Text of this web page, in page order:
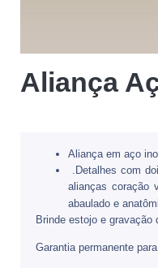
Aliança
Aliança em aço
.Detalhes com
alianças coração
abaulado e
Brinde estojo e gravação
Garantia permanente